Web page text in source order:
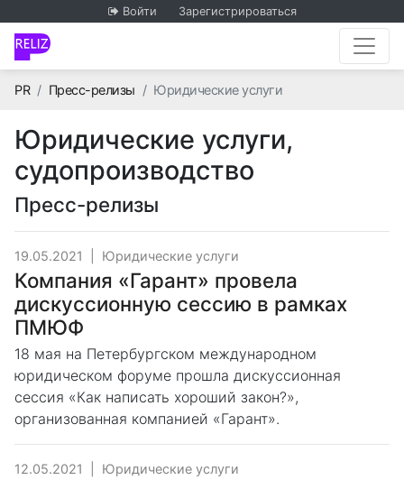
Войти Зарегистрироваться
PRГлавная
Пресс-релизы Юридические услуги
Юридические услуги,
судопроизводство
Пресс-релизы
19.05.2021 Юридические услуги
Компания «Гарант» провела
дискуссионную сессию в рамках
ПМЮФ
18 мая на Петербургском международном
юридическом форуме прошла дискуссионная
сессия «Как написать хороший закон?»,
организованная компанией «Гарант».
12.05.2021 Юридические услуги